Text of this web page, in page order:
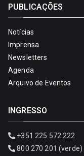
PUBLICAÇÕES
Notícias
Imprensa
Newsletters
Agenda
Arquivo de Eventos
INGRESSO
+351 225 572 222
800 270 201 (verde)